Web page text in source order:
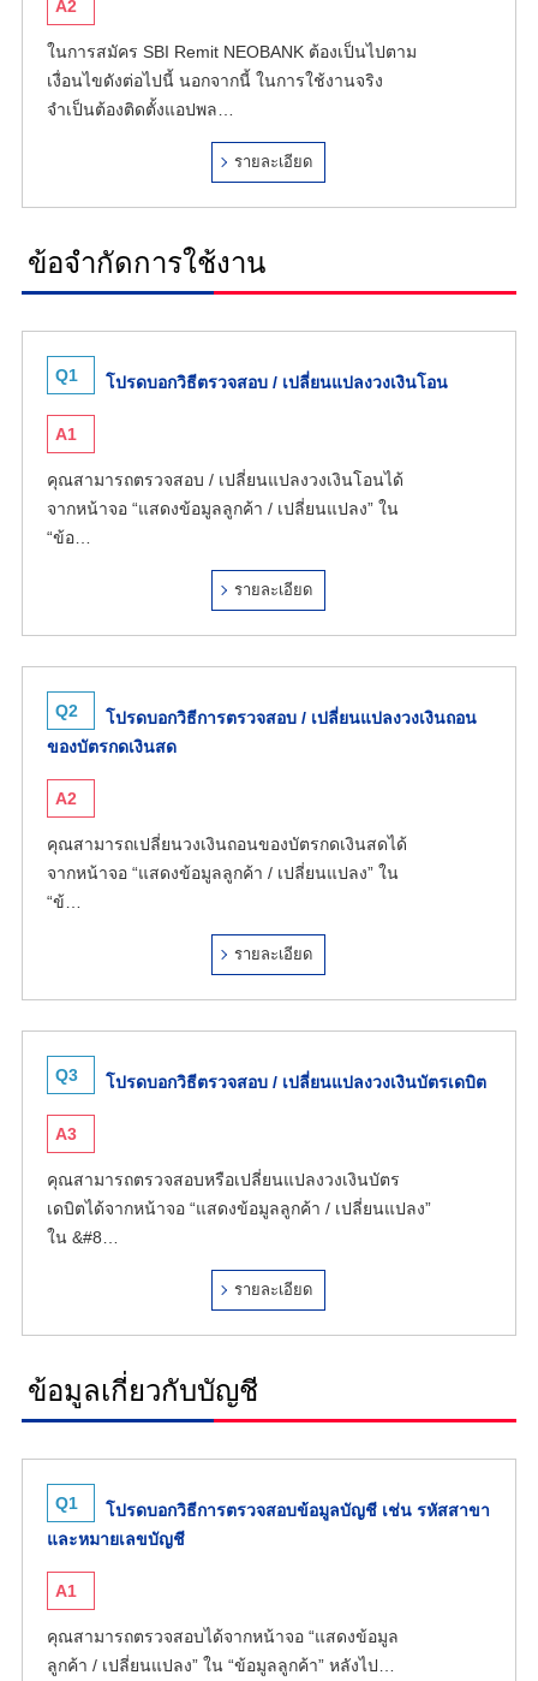
A2
ในการสมัคร SBI Remit NEOBANK ต้องเป็นไปตาม
เงื่อนไขดังต่อไปนี้ นอกจากนี้ ในการใช้งานจริง
จำเป็นต้องติดตั้งแอปพล…
รายละเอียด
ข้อจำกัดการใช้งาน
Q1 โปรดบอกวิธีตรวจสอบ / เปลี่ยนแปลงวงเงินโอน
A1
คุณสามารถตรวจสอบ / เปลี่ยนแปลงวงเงินโอนได้
จากหน้าจอ “แสดงข้อมูลลูกค้า / เปลี่ยนแปลง” ใน
“ข้อ…
รายละเอียด
Q2
โปรดบอกวิธีการตรวจสอบ / เปลี่ยนแปลงวงเงินถอน
ของบัตรกดเงินสด
A2
คุณสามารถเปลี่ยนวงเงินถอนของบัตรกดเงินสดได้
จากหน้าจอ “แสดงข้อมูลลูกค้า / เปลี่ยนแปลง” ใน
“ข้…
รายละเอียด
Q3 โปรดบอกวิธีตรวจสอบ / เปลี่ยนแปลงวงเงินบัตรเดบิต
A3
คุณสามารถตรวจสอบหรือเปลี่ยนแปลงวงเงินบัตร
เดบิตได้จากหน้าจอ “แสดงข้อมูลลูกค้า / เปลี่ยนแปลง”
ใน &#8…
รายละเอียด
ข้อมูลเกี่ยวกับบัญชี
Q1
โปรดบอกวิธีการตรวจสอบข้อมูลบัญชี เช่น รหัสสาขา
และหมายเลขบัญชี
A1
คุณสามารถตรวจสอบได้จากหน้าจอ “แสดงข้อมูล
ลูกค้า / เปลี่ยนแปลง” ใน “ข้อมูลลูกค้า” หลังไป…